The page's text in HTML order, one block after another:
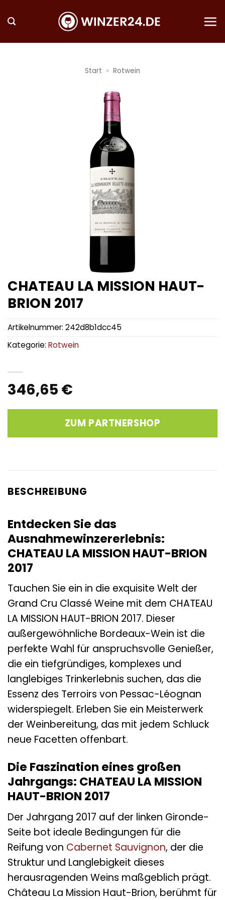
Inhalt
Start » Rotwein
CHATEAU LA MISSION HAUT-
BRION 2017
346,65 €
ZUM PARTNERSHOP
Artikelnummer: 242d8b1dcc45
Kategorie: Rotwein
BESCHREIBUNG
Entdecken Sie das
Ausnahmewinzererlebnis:
CHATEAU LA MISSION HAUT-BRION
2017
Tauchen Sie ein in die exquisite Welt der
Grand Cru Classé Weine mit dem CHATEAU
LA MISSION HAUT-BRION 2017. Dieser
außergewöhnliche Bordeaux-Wein ist die
perfekte Wahl für anspruchsvolle Genießer,
die ein tiefgründiges, komplexes und
langlebiges Trinkerlebnis suchen, das die
Essenz des Terroirs von Pessac-Léognan
widerspiegelt. Erleben Sie ein Meisterwerk
der Weinbereitung, das mit jedem Schluck
neue Facetten offenbart.
Die Faszination eines großen
Jahrgangs: CHATEAU LA MISSION
HAUT-BRION 2017
Der Jahrgang 2017 auf der linken Gironde-
Seite bot ideale Bedingungen für die
Reifung von Cabernet Sauvignon, der die
Struktur und Langlebigkeit dieses
herausragenden Weins maßgeblich prägt.
Château La Mission Haut-Brion, berühmt für